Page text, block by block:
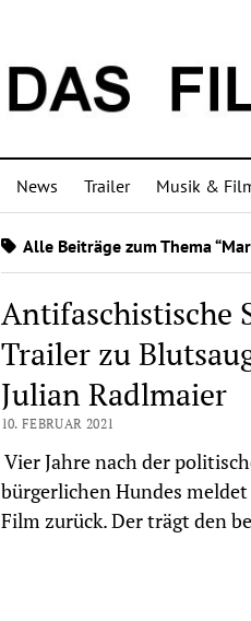
News Trailer Musik &
Alle Beiträge zum Thema
Antifaschistische
Trailer zu
Julian Radlmaier
10. FEBRUAR 2021
Vier Jahre nach der
bürgerlichen Hundes
Film zurück. Der trägt den